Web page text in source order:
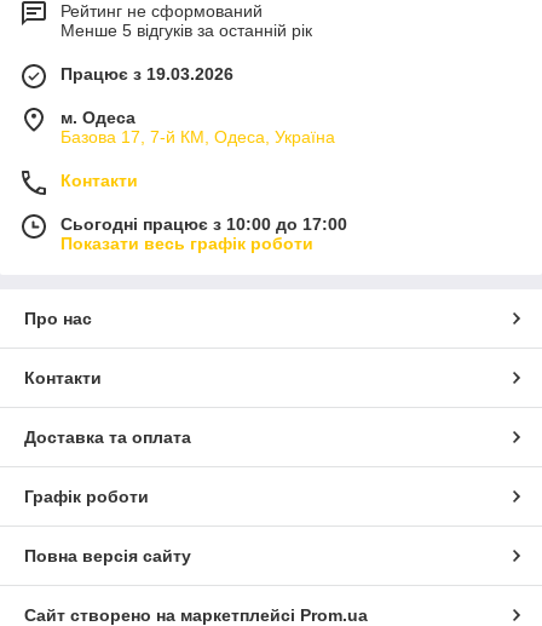
Рейтинг не сформований
Менше 5 відгуків за останній рік
Працює з 19.03.2026
м. Одеса
Базова 17, 7-й КМ, Одеса, Україна
Контакти
Сьогодні працює з 10:00 до 17:00
Показати весь графік роботи
Про нас
Контакти
Доставка та оплата
Графік роботи
Повна версія сайту
Сайт створено на маркетплейсі Prom.ua